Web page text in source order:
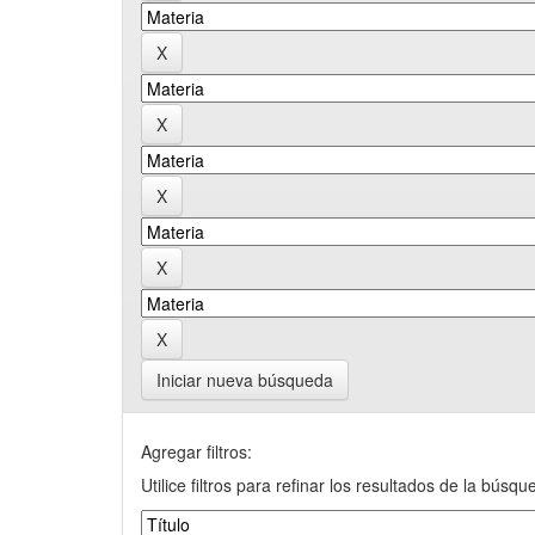
Iniciar nueva búsqueda
Agregar filtros:
Utilice filtros para refinar los resultados de la